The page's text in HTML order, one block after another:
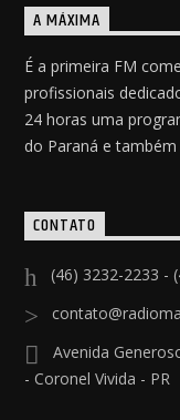
A MÁXIMA
É a primeira FM
profissionais
24 horas uma
do Paraná e
CONTATO
(46) 3232-2233 -
Avenida
- Coronel Vivida - PR